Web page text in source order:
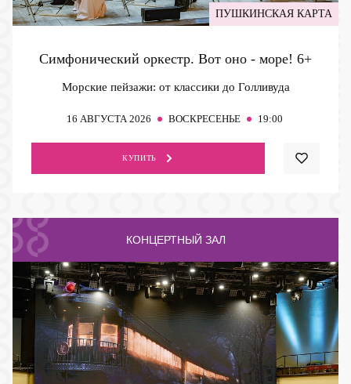
ПУШКИНСКАЯ КАРТА
Симфонический оркестр. Вот оно - море! 6+
Морские пейзажи: от классики до Голливуда
16 АВГУСТА 2026 ВОСКРЕСЕНЬЕ 19:00
КУПИТЬ
КОНЦЕРТНЫЙ ЗАЛ